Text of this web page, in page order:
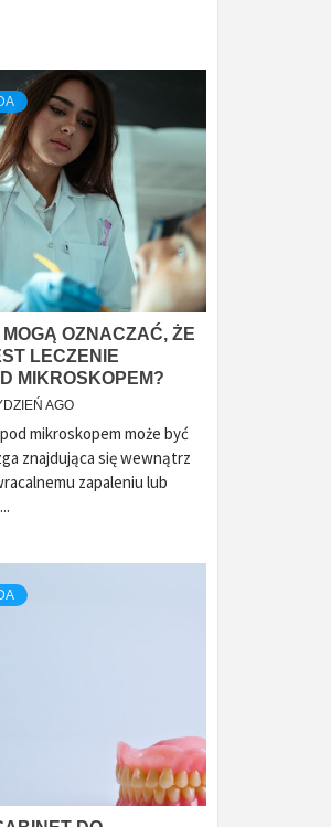
OZNACZAĆ, ŻE
LECZENIE
MIKROSKOPEM?
AGO
mikroskopem może być
znajdująca się wewnątrz
zapaleniu lub